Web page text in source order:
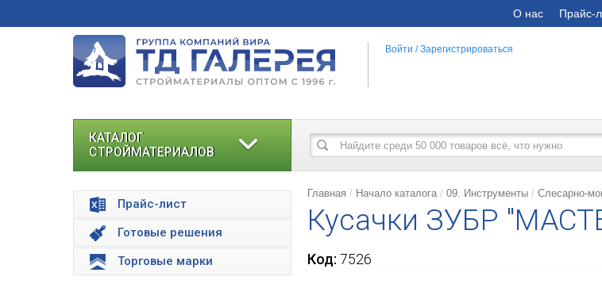
О нас Прайс-
Войти /Зарегистрироваться
КАТАЛОГ
СТРОЙМАТЕРИАЛОВ
Прайс-лист
Готовые решения
Торговые марки
Главная Начало каталога 09. Инструменты Слесарно-
Кусачки ЗУБР
Код: 7526